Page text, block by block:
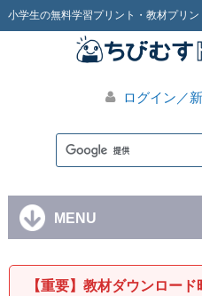
小学生の無料学習プリント・教材プリン
ログイン／
MENU
【重要】教材ダウンロー